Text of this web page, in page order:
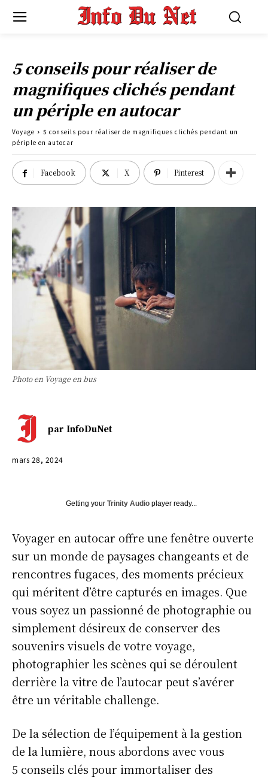
5 conseils pour réaliser de
magnifiques clichés pendant
un périple en autocar
Voyage
5 conseils pour réaliser de magnifiques clichés pendant un
périple en autocar
Facebook X Pinterest
Photo en Voyage en bus
par InfoDuNet
mars 28, 2024
Getting your Trinity Audio player ready...
Voyager en autocar offre une fenêtre ouverte
sur un monde de paysages changeants et de
rencontres fugaces, des moments précieux
qui méritent d’être capturés en images. Que
vous soyez un passionné de photographie ou
simplement désireux de conserver des
souvenirs visuels de votre voyage,
photographier les scènes qui se déroulent
derrière la vitre de l’autocar peut s’avérer
être un véritable challenge.
De la sélection de l’équipement à la gestion
de la lumière, nous abordons avec vous
5 conseils clés pour immortaliser des